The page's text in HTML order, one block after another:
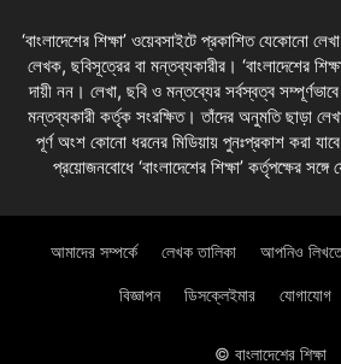
‘বাংলাদেশের শিক্ষা’ ওয়েবসাইটে প্রকাশিত যেকোনো
লেখক, ছবিসূত্রের বা মন্তব্যকারীর। ‘বাংলাদেশের
দায়ী নন। লেখা, ছবি ও মন্তব্যের সর্বস্বত্ব
মন্তব্যকারী কর্তৃক সংরক্ষিত। তাঁদের অনুমতি ছাড়া
পূর্ণ অংশ কোনো ধরনের মিডিয়ায় পুনঃপ্রকাশ করা
প্রয়োজনবোধে ‘বাংলাদেশের শিক্ষা’ কর্তৃপক্ষের
আমাদের সম্পর্কে লেখক তালিকা আপনিও
বিজ্ঞাপন ডিসক্লেইমার যোগাযোগ
© বাংলাদেশের শিক্ষা